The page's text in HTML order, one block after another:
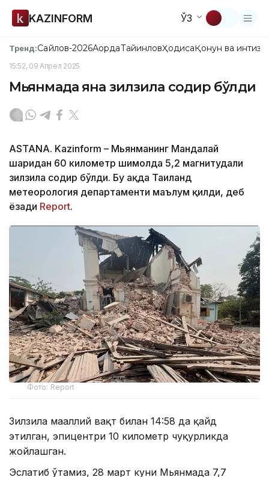
KAZINFORM ЎЗ
Тренд:Сайлов-2026АқордаТайинловҲодисаҚонун ва
15:52, 09 Апрел 2025
Мьянмада яна зилзила содир бўлди
ASTANA. Kazinform – Мьянманинг Мандалай
шаҳридан 60 километр шимолда 5,2 магнитудали
зилзила содир бўлди. Бу ҳақда Таиланд
метеорология департаменти маълум қилди, деб
ёзади Report.
Фото: Report
Зилзила маҳаллий вақт билан 14:58 да қайд
этилган, эпицентри 10 километр чуқурликда
жойлашган.
Эслатиб ўтамиз, 28 март куни Мьянмада 7,7